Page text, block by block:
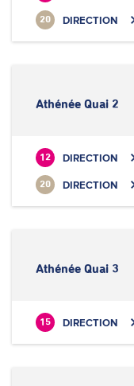
20 DIRECTION
Athénée Quai 2
12 DIRECTION
20 DIRECTION
Athénée Quai 3
15 DIRECTION